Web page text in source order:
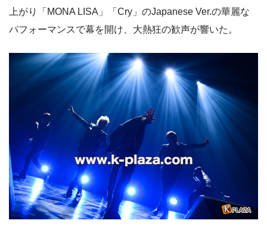
上がり「MONA LISA」「Cry」のJapanese Ver.の華麗な
パフォーマンスで幕を開け、大熱狂の歓声が響いた。